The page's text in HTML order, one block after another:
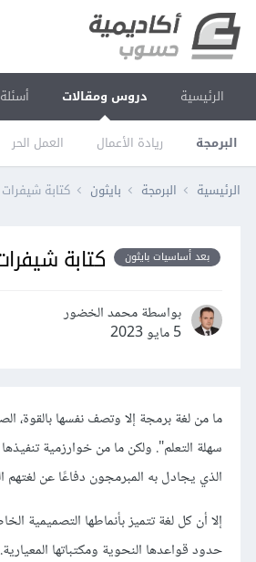
الرئيسية دروس ومقالات
البرمجة ريادة الأعمال العمل الحر
الرئيسية البرمجة بايثون كتابة
بعد أساسيات بايثون كتابة
بواسطة محمد الخضور
5 مايو 2023
ما من لغة برمجة إلا وتصف نفسها بالقوة،
سهلة التعلم". ولكن ما من خوارزمية
الذي يجادل به المبرمجون دفاعًا عن لغتهم
إلا أن كل لغة تتميز بأنماطها التصميمية
حدود قواعدها النحوية ومكتباتها